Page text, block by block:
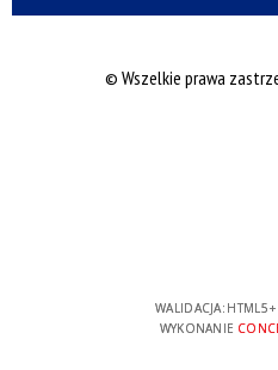
© Wszelkie prawa
WALIDACJA: HTML5+
WYKONANIE